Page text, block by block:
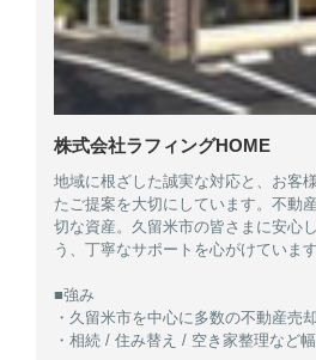
株式会社ラフィングHOME
地域に根ざした誠実な対応と、お客
たご提案を大切にしています。不動
切な資産。久留米市の皆さまに安心
う、丁寧なサポートを心がけています
■強み
・久留米市を中心に多数の不動産売
・相続 / 住み替え / 空き家整理など